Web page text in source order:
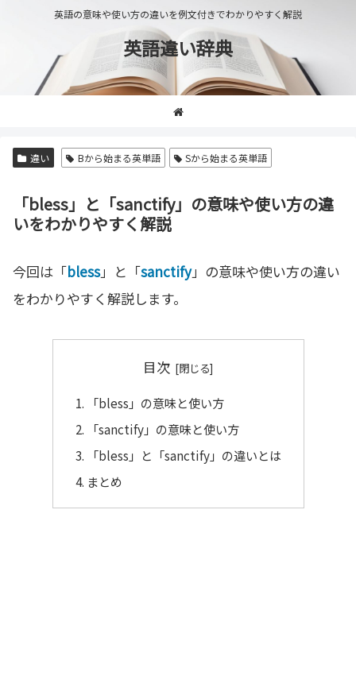
英語の意味や使い方の違いを例文付きでわかりやすく解説
英語違い辞典
違い Bから始まる英単語 Sから始まる英単語
「bless」と「sanctify」の意味や使い方の違
いをわかりやすく解説
今回は「bless」と「sanctify」の意味や使い方の違い
をわかりやすく解説します。
目次
「bless」の意味と使い方
「sanctify」の意味と使い方
「bless」と「sanctify」の違いとは
まとめ